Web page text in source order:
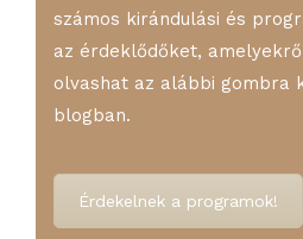
számos kirándulási és
az érdeklődőket,
olvashat az alábbi gombra
blogban.
Érdekelnek a programok!